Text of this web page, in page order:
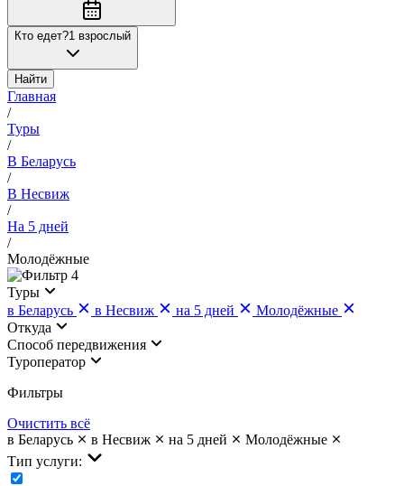
Кто едет?1 взрослый
Найти
Главная
/
Туры
/
В Беларусь
/
В Несвиж
/
На 5 дней
/
Молодёжные
4
Туры
в Беларусь
в Несвиж на 5 дней
Молодёжные
Откуда
Cпособ передвижения
Туроператор
Фильтры
Очистить всё
в Беларусь
в Несвиж на 5 дней
Молодёжные
Тип услуги: